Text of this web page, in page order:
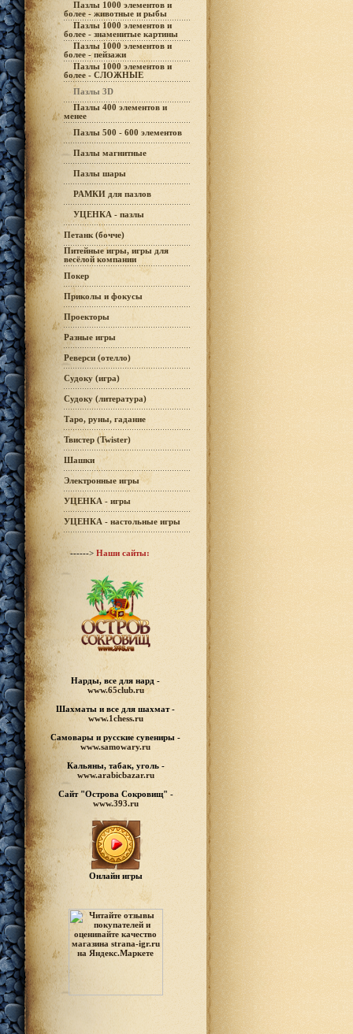
Пазлы 1000 элементов и
более - животные и рыбы
Пазлы 1000 элементов и
более - знаменитые картины
Пазлы 1000 элементов и
более - пейзажи
Пазлы 1000 элементов и
более - СЛОЖНЫЕ
Пазлы 3D
Пазлы 400 элементов и
менее
Пазлы 500 - 600 элементов
Пазлы магнитные
Пазлы шары
РАМКИ для пазлов
УЦЕНКА - пазлы
Петанк (бочче)
Питейные игры, игры для
весёлой компании
Покер
Приколы и фокусы
Проекторы
Разные игры
Реверси (отелло)
Судоку (игра)
Судоку (литература)
Таро, руны, гадание
Твистер (Twister)
Шашки
Электронные игры
УЦЕНКА - игры
УЦЕНКА - настольные игры
------> Наши сайты:
Нарды, все для нард -
www.65club.ru
Шахматы и все для шахмат -
www.1chess.ru
Самовары и русскиесувениры -
www.samowary.ru
Кальяны, табак, уголь -
www.arabicbazar.ru
Сайт "Острова Сокровищ" -
www.393.ru
Онлайн игры